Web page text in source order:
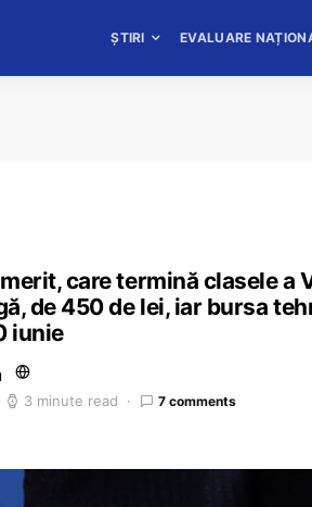
ȘTIRI EVALUARE
care termină clasele a
de 450 de lei, iar bursa
iunie
3 minute read 7 comments